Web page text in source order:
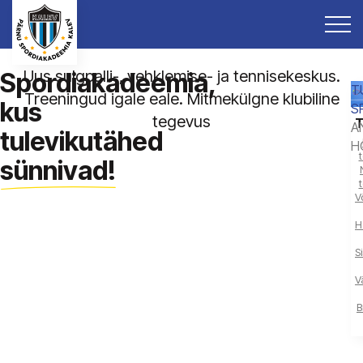
Spordiakadeemia,
kus
tulevikutähed
sünnivad!
Uus sulgpalli-, vehklemise- ja tennisekeskus.
Treeningud igale eale. Mitmekülgne klubiline
tegevus